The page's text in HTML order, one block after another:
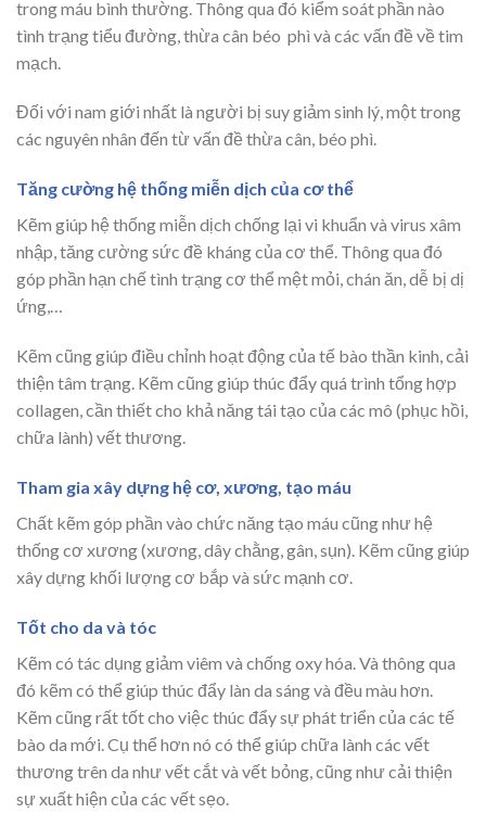
trong máu bình thường. Thông qua đó kiểm soát phần nào
tình trạng tiểu đường, thừa cân béo phì và các vấn đề về tim
mạch.
Đối với nam giới nhất là người bị suy giảm sinh lý, một trong
các nguyên nhân đến từ vấn đề thừa cân, béo phì.
Tăng cường hệ thống miễn dịch của cơ thể
Kẽm giúp hệ thống miễn dịch chống lại vi khuẩn và virus xâm
nhập, tăng cường sức đề kháng của cơ thể. Thông qua đó
góp phần hạn chế tình trạng cơ thể mệt mỏi, chán ăn, dễ bị dị
ứng,…
Kẽm cũng giúp điều chỉnh hoạt động của tế bào thần kinh, cải
thiện tâm trạng. Kẽm cũng giúp thúc đẩy quá trình tổng hợp
collagen, cần thiết cho khả năng tái tạo của các mô (phục hồi,
chữa lành) vết thương.
Tham gia xây dựng hệ cơ, xương, tạo máu
Chất kẽm góp phần vào chức năng tạo máu cũng như hệ
thống cơ xương (xương, dây chằng, gân, sụn). Kẽm cũng giúp
xây dựng khối lượng cơ bắp và sức mạnh cơ.
Tốt cho da và tóc
Kẽm có tác dụng giảm viêm và chống oxy hóa. Và thông qua
đó kẽm có thể giúp thúc đẩy làn da sáng và đều màu hơn.
Kẽm cũng rất tốt cho việc thúc đẩy sự phát triển của các tế
bào da mới. Cụ thể hơn nó có thể giúp chữa lành các vết
thương trên da như vết cắt và vết bỏng, cũng như cải thiện
sự xuất hiện của các vết sẹo.